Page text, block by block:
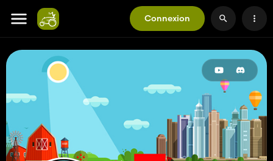
Connexion